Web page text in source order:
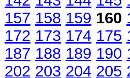
157 158 159 160
172 173 174 175
187 188 189 190
202 203 204 205